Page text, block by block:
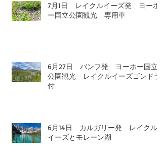
7月1日 レイクルイーズ発 ヨーホ
ー国立公園観光 専用車
6月27日 バンフ発 ヨーホー国立
公園観光 レイクルイーズゴンドラ
付
6月14日 カルガリー発 レイクル
イーズとモレーン湖